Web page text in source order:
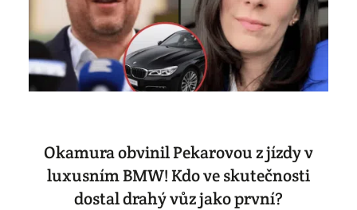
Okamura obvinil Pekarovou z jízdy v
luxusním BMW! Kdo ve skutečnosti
dostal drahý vůz jako první?